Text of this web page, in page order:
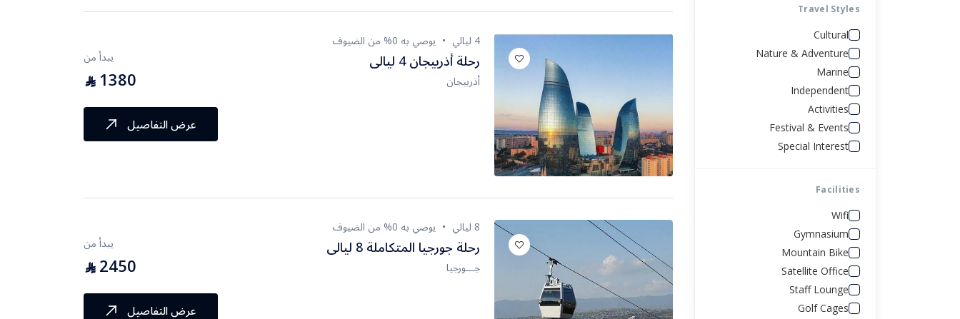
رحلة العواصم الأوروبية
الصين
البوسنة والهرسك
Travel Styles
Cultural
Nature & Adventure
Marine
Independent
Activities
Festival & Events
Special Interest
Facilities
Wifi
Gymnasium
Mountain Bike
Satellite Office
Staff Lounge
Golf Cages
4 ليالي يوصي به 0% من الضيوف
رحلة أذربيجان 4 ليالى
أذربيجان
يبدأ من
1380
⃁
عرض التفاصيل
8 ليالي يوصي به 0% من الضيوف
رحلة جورجيا المتكاملة 8 ليالى
جـــورجيا
يبدأ من
2450
⃁
عرض التفاصيل